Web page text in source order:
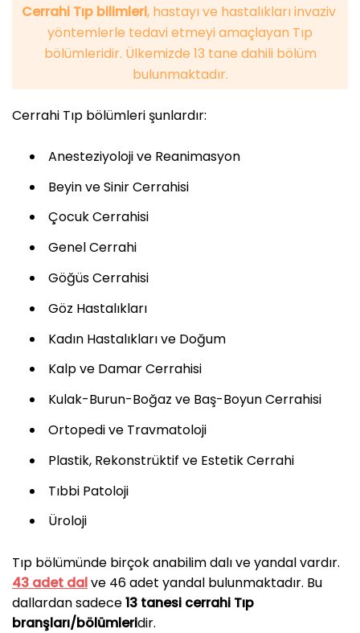
Cerrahi Tıp bilimleri, hastayı ve hastalıkları invaziv
yöntemlerle tedavi etmeyi amaçlayan Tıp
bölümleridir. Ülkemizde 13 tane dahili bölüm
bulunmaktadır.
Cerrahi Tıp bölümleri şunlardır:
Anesteziyoloji ve Reanimasyon
Beyin ve Sinir Cerrahisi
Çocuk Cerrahisi
Genel Cerrahi
Göğüs Cerrahisi
Göz Hastalıkları
Kadın Hastalıkları ve Doğum
Kalp ve Damar Cerrahisi
Kulak-Burun-Boğaz ve Baş-Boyun Cerrahisi
Ortopedi ve Travmatoloji
Plastik, Rekonstrüktif ve Estetik Cerrahi
Tıbbi Patoloji
Üroloji
Tıp bölümünde birçok anabilim dalı ve yandal vardır.
43 adet dalve 46 adet yandal bulunmaktadır. Bu
dallardan sadece13 tanesi cerrahi Tıp
branşları/bölümleridir.